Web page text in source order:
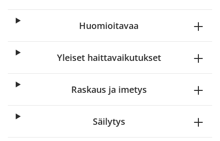
Huomioitavaa
Yleiset haittavaikutukset
Raskaus ja imetys
Säilytys